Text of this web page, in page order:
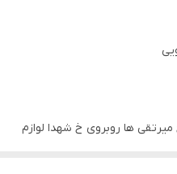
میرتقی ها روبروی خ شهدا لوازم